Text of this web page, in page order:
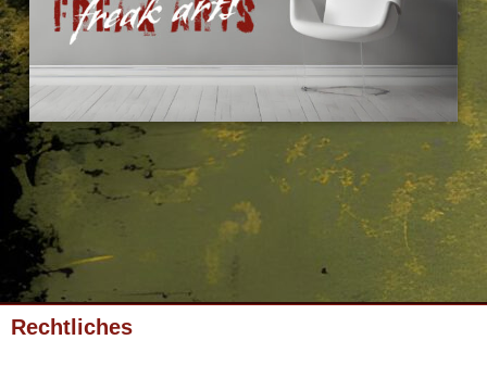
Rechtliches